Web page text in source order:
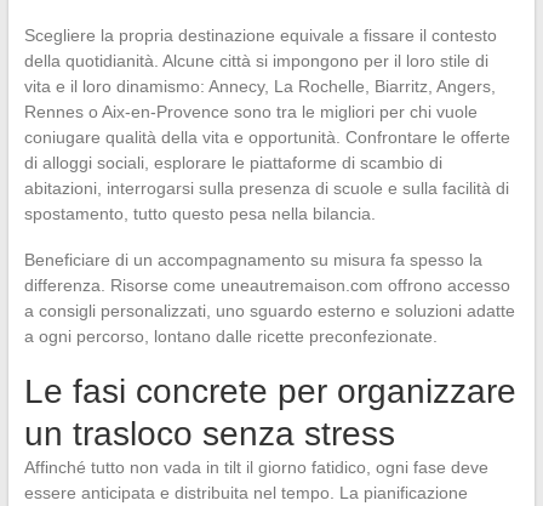
Scegliere la propria destinazione equivale a fissare il contesto
della quotidianità. Alcune città si impongono per il loro stile di
vita e il loro dinamismo: Annecy, La Rochelle, Biarritz, Angers,
Rennes o Aix-en-Provence sono tra le migliori per chi vuole
coniugare qualità della vita e opportunità. Confrontare le offerte
di alloggi sociali, esplorare le piattaforme di scambio di
abitazioni, interrogarsi sulla presenza di scuole e sulla facilità di
spostamento, tutto questo pesa nella bilancia.
Beneficiare di un accompagnamento su misura fa spesso la
differenza. Risorse come uneautremaison.com offrono accesso
a consigli personalizzati, uno sguardo esterno e soluzioni adatte
a ogni percorso, lontano dalle ricette preconfezionate.
Le fasi concrete per organizzare
un trasloco senza stress
Affinché tutto non vada in tilt il giorno fatidico, ogni fase deve
essere anticipata e distribuita nel tempo. La pianificazione